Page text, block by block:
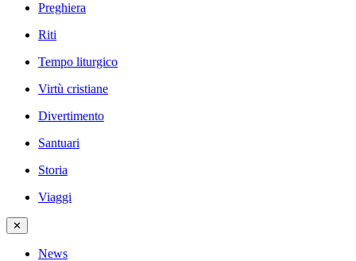
Preghiera
Riti
Tempo liturgico
Virtù cristiane
Divertimento
Santuari
Storia
Viaggi
✕
News